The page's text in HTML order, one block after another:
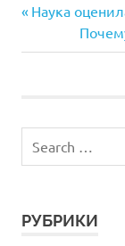
по
Previous
Наука
Next
Post:
РУБРИКИ